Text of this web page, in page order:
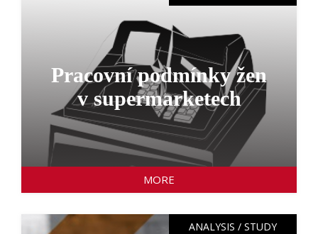
Pracovní podmínky žen
v supermarketech
MORE
ANALYSIS / STUDY